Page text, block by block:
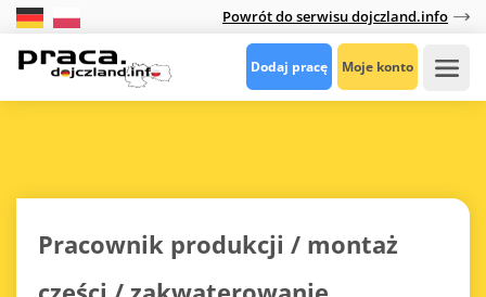
Powrót do serwisu dojczland.info
Dodaj pracę Moje konto
Pracownik produkcji / montaż